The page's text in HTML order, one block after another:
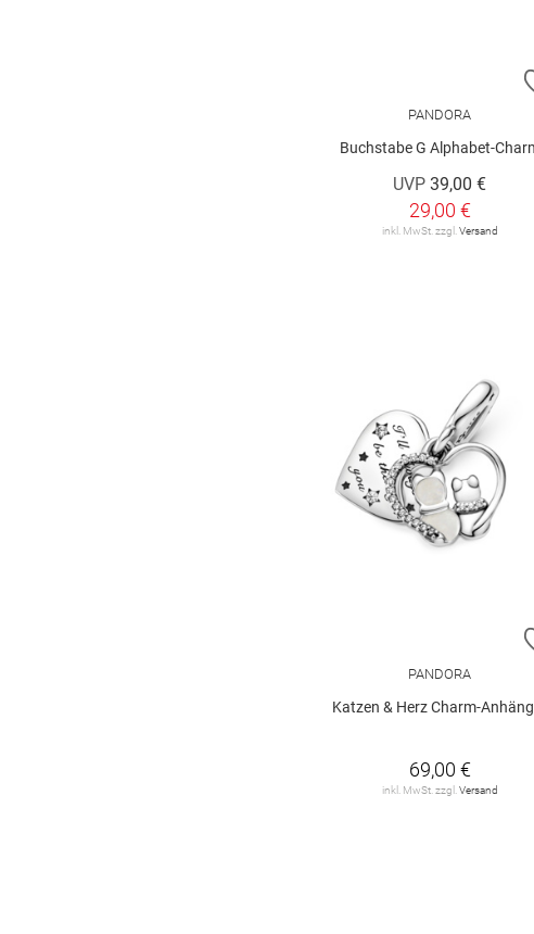
PANDORA
Buchstabe G Alphabet-
UVP 39,00 €
29,00 €
inkl. MwSt. zzgl. Versand
PANDORA
Katzen & Herz Charm-
69,00 €
inkl. MwSt. zzgl. Versand